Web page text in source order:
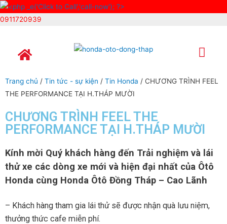
0911720939
Trang chủ / Tin tức - sự kiện / Tin Honda / CHƯƠNG TRÌNH FEEL
THE PERFORMANCE TẠI H.THÁP MƯỜI
CHƯƠNG TRÌNH FEEL THE
PERFORMANCE TẠI H.THÁP MƯỜI
Kính mời Quý khách hàng đến Trải nghiệm và lái
thử xe các dòng xe mới và hiện đại nhất của Ôtô
Honda cùng Honda Ôtô Đồng Tháp – Cao Lãnh
– Khách hàng tham gia lái thử sẽ được nhận quà lưu niệm,
thưởng thức cafe miễn phí.